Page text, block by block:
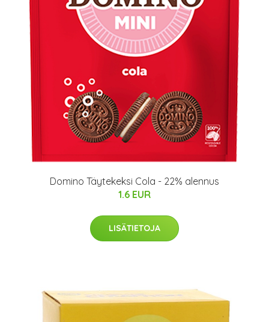
Domino Täytekeksi Cola - 22% alennus
1.6 EUR
LISÄTIETOJA